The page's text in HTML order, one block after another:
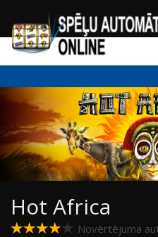
Hot Africa
Novērtējuma